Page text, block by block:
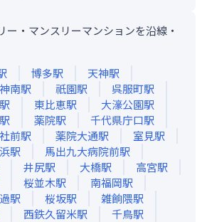
ー・マンスリーマンションを沿線・
博多駅 天神駅
南駅 祇園駅 呉服町駅
駅 東比恵駅 大濠公園駅
駅 薬院駅 千代県庁口駅
前駅 薬院大通駅 室見駅
駅 馬出九大病院前駅
井尻駅 大橋駅 高宮駅
桜並木駅 南福岡駅
駅 桜坂駅 雑餉隈駅
西鉄久留米駅 千鳥駅